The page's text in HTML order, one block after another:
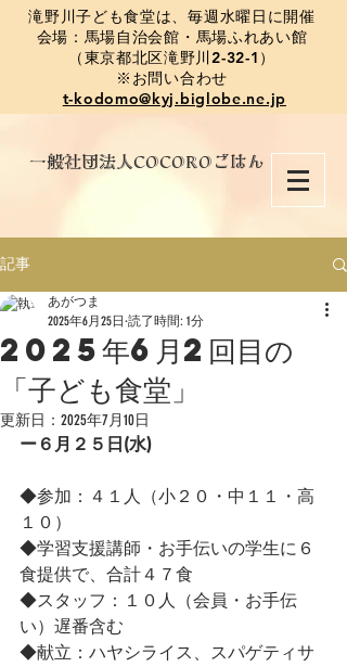
​滝野川子ども食堂は、毎週水曜日に開催
会場：馬場自治会館・馬場ふれあい館
（東京都北区滝野川2-32-1）
※お問い合わせ
t-kodomo@kyj.biglobe.ne.jp
​一般社団法人COCOROごはん
記事
2025年6月2回目の
「子ども食堂」
あがつま
2025年6月25日 読了時間: 1分
更新日： 2025年7月10日
ー６月２５日(水)
◆参加：４１人（小２０・中１１・高
１０）
◆学習支援講師・お手伝いの学生に６
食提供で、合計４７食
◆スタッフ：１０人（会員・お手伝
い）遅番含む
◆献立：ハヤシライス、スパゲティサ